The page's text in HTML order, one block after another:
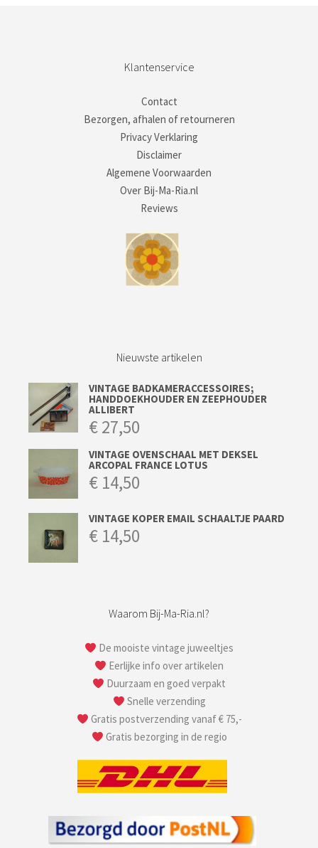
Klantenservice
Contact
Bezorgen, afhalen of retourneren
Privacy Verklaring
Disclaimer
Algemene Voorwaarden
Over Bij-Ma-Ria.nl
Reviews
Nieuwste artikelen
VINTAGE BADKAMERACCESSOIRES;
HANDDOEKHOUDER EN ZEEPHOUDER
ALLIBERT
€27,50
VINTAGE OVENSCHAAL MET DEKSEL
ARCOPAL FRANCE LOTUS
€ 14,50
VINTAGE KOPER EMAIL SCHAALTJE PAARD
€ 14,50
Waarom Bij-Ma-Ria.nl?
De mooiste vintage juweeltjes
Eerlijke info over artikelen
Duurzaam en goed verpakt
Snelle verzending
Gratis postverzending vanaf € 75,-
Gratis bezorging in de regio